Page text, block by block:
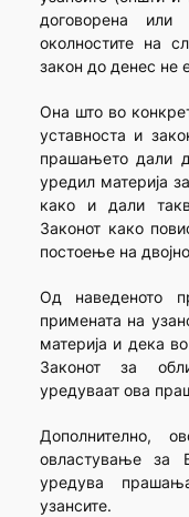
договорена или
околностите на
закон до денес не
Она што во
уставноста и
прашањето дали
уредил материја
како и дали
Законот како
постоење на
Од наведеното
примената на
материја и дека
Законот за
уредуваат ова
Дополнително,
овластување за
уредува
узансите.